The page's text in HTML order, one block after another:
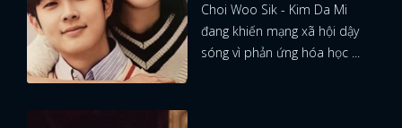
Choi Woo Sik - Kim Da Mi
đang khiến mạng xã hội dậy
sóng vì phản ứng hóa học ...